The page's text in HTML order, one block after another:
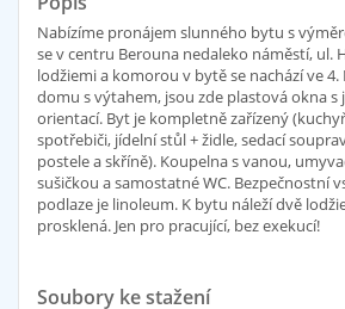
Nabízíme pronájem slunného bytu s
se v centru Berouna nedaleko náměstí, ul.
lodžiemi a komorou v bytě se nachází ve
domu s výtahem, jsou zde plastová okna s
orientací. Byt je kompletně zařízený
spotřebiči, jídelní stůl + židle, sedací
postele a skříně). Koupelna s vanou,
sušičkou a samostatné WC. Bezpečnostní
podlaze je linoleum. K bytu náleží dvě
prosklená. Jen pro pracující, bez exekucí!
Soubory ke stažení